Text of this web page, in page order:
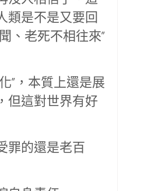
類是不是又要回
、老死不相往來”
”，本質上還是展
但這對世界有好
罪的還是老百